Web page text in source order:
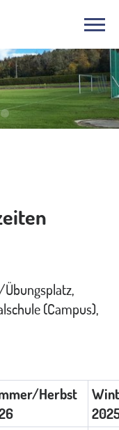
(Campus),
Herbst